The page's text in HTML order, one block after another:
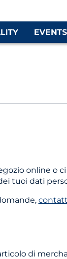
EVENTS
online o
tuoi dati
di